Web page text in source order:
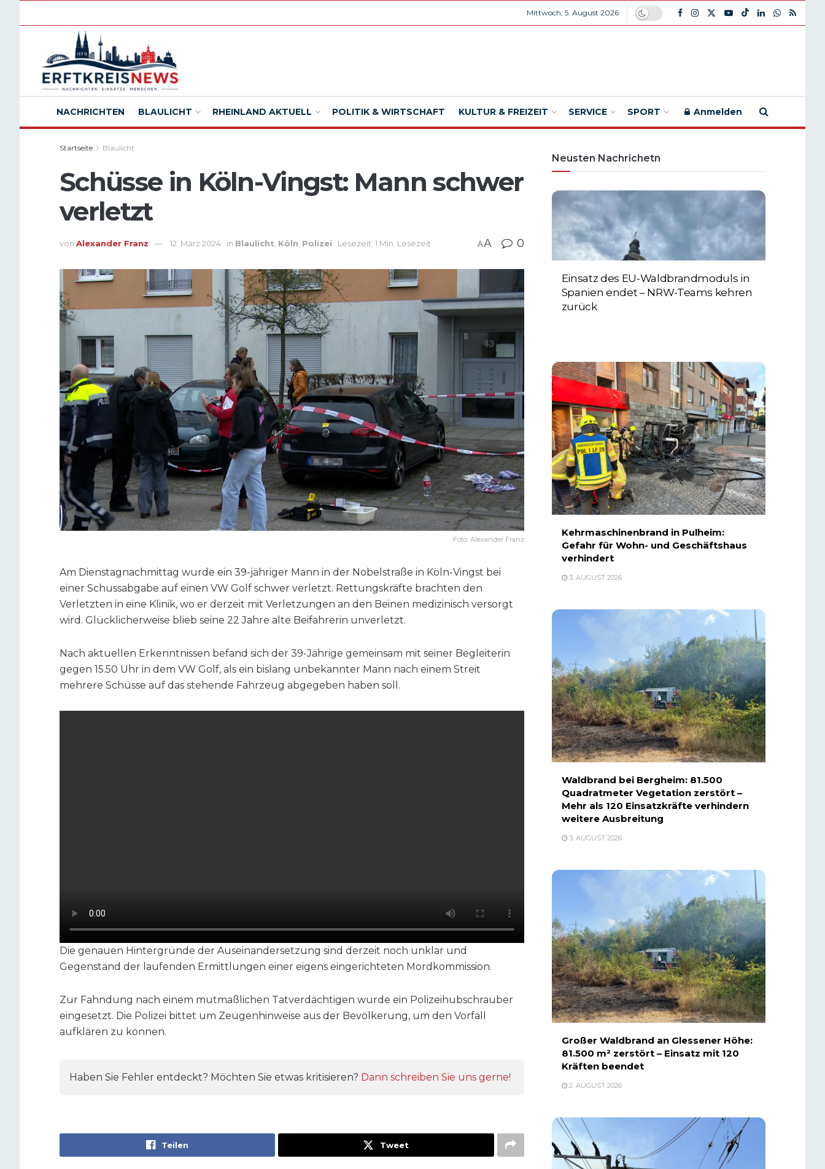
Mittwoch, 5. August 2026
NACHRICHTEN BLAULICHT RHEINLAND AKTUELL POLITIK & WIRTSCHAFT KULTUR & FREIZEIT SERVICE SPORT Anmelden
Startseite Blaulicht
Schüsse in Köln-Vingst: Mann schwer
verletzt
von Alexander Franz 12. März 2024 in Blaulicht, Köln, Polizei Lesezeit: 1 Min. Lesezeit AA 0
Foto: Alexander Franz
Am Dienstagnachmittag wurde ein 39-jähriger Mann in der Nobelstraße in Köln-Vingst bei
einer Schussabgabe auf einen VW Golf schwer verletzt. Rettungskräfte brachten den
Verletzten in eine Klinik, wo er derzeit mit Verletzungen an den Beinen medizinisch versorgt
wird. Glücklicherweise blieb seine 22 Jahre alte Beifahrerin unverletzt.
Nach aktuellen Erkenntnissen befand sich der 39-Jährige gemeinsam mit seiner Begleiterin
gegen 15.50 Uhr in dem VW Golf, als ein bislang unbekannter Mann nach einem Streit
mehrere Schüsse auf das stehende Fahrzeug abgegeben haben soll.
Die genauen Hintergründe der Auseinandersetzung sind derzeit noch unklar und
Gegenstand der laufenden Ermittlungen einer eigens eingerichteten Mordkommission.
Zur Fahndung nach einem mutmaßlichen Tatverdächtigen wurde ein Polizeihubschrauber
eingesetzt. Die Polizei bittet um Zeugenhinweise aus der Bevölkerung, um den Vorfall
aufklären zu können.
Haben Sie Fehler entdeckt? Möchten Sie etwas kritisieren? Dann schreiben Sie uns gerne!
Teilen Tweet
Neusten Nachrichetn
Einsatz des EU-Waldbrandmoduls in
Spanien endet – NRW-Teams kehren
zurück
Kehrmaschinenbrand in Pulheim:
Gefahr für Wohn- und Geschäftshaus
verhindert
3. AUGUST 2026
Waldbrand bei Bergheim: 81.500
Quadratmeter Vegetation zerstört –
Mehr als 120 Einsatzkräfte verhindern
weitere Ausbreitung
3. AUGUST 2026
Großer Waldbrand an Glessener Höhe:
81.500 m² zerstört – Einsatz mit 120
Kräften beendet
2. AUGUST 2026